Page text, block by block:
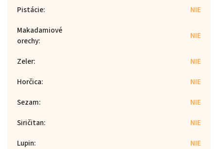
Pistácie:
NIE
Makadamiové
orechy: NIE
Zeler:
NIE
Horčica:
NIE
Sezam:
NIE
Siričitan:
NIE
Lupin:
NIE